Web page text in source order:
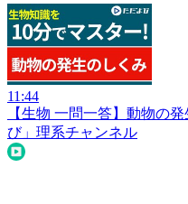
11:44
【生物 一問一答】動物の
び」理系チャンネル